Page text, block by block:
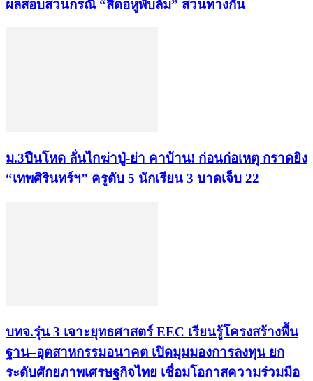
ผลสอบสวนกรณี “สีดอหูพับล้ม” สวนทางกัน
ม.3ปืนโหด ลั่นไกฆ่าปู่-ย่า คาบ้าน! ก่อนก่อเหตุ กราดยิง
“เทพศิรินทร์ฯ” ครูดับ 5 นักเรียน 3 บาดเจ็บ 22
บทจ.รุ่น 3 เจาะยุทธศาสตร์ EEC เรียนรู้โครงสร้างพื้น
ฐาน–อุตสาหกรรมอนาคต เปิดมุมมองการลงทุน ยก
ระดับศักยภาพเศรษฐกิจไทย เชื่อมโอกาสความร่วมมือ